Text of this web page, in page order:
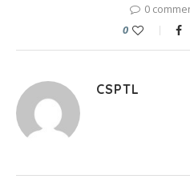
0
0
CSPTL